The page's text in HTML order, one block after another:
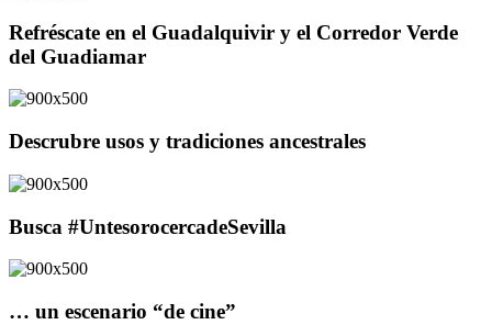
Refréscate en el Guadalquivir y el Corredor Verde
del Guadiamar
Descrubre usos y tradiciones ancestrales
Busca #UntesorocercadeSevilla
… un escenario “de cine”